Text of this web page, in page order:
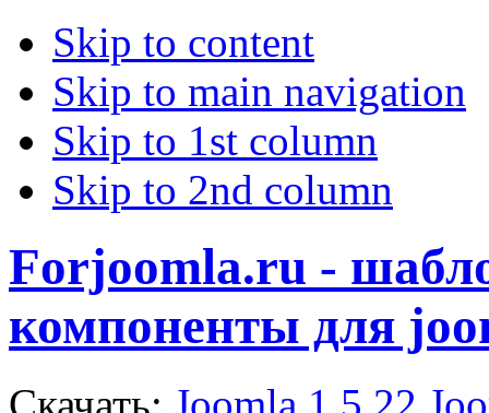
Skip to content
Skip to main navigation
Skip to 1st column
Skip to 2nd column
Forjoomla.ru -
компоненты для
Скачать: Joomla 1.5.22